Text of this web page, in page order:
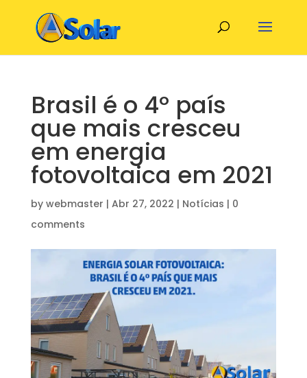
Brasil é o 4º país
que mais cresceu
em energia
fotovoltaica em 2021
by webmaster | Abr 27, 2022 | Notícias | 0
comments